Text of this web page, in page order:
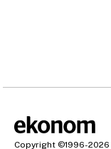
Copyright ©1996-2026